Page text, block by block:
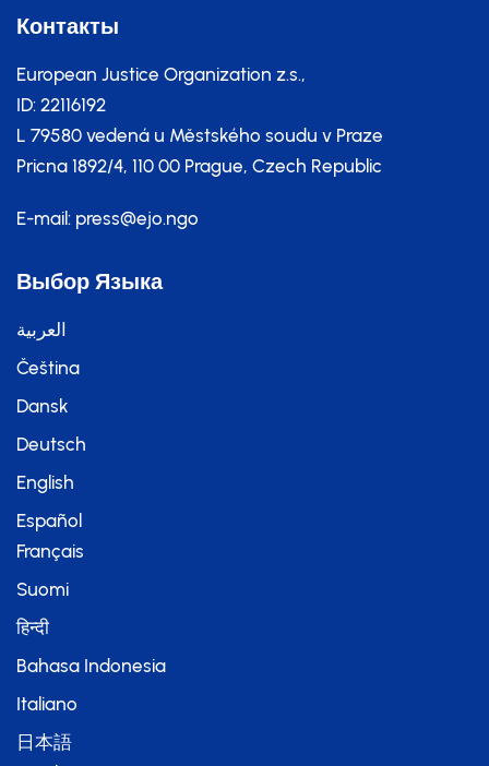
Контакты
European Justice Organization z.s.,
ID: 22116192
L 79580 vedená u Městského soudu v Praze
Pricna 1892/4, 110 00 Prague, Czech Republic
E-mail: press@ejo.ngo
Выбор Языка
العربية
Čeština
Dansk
Deutsch
English
Español
Français
Suomi
हिन्दी
Bahasa Indonesia
Italiano
日本語